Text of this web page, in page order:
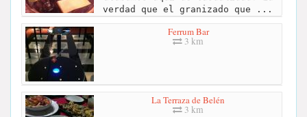
verdad que el granizado que ...
Ferrum Bar
3 km
La Terraza de Belén
3 km